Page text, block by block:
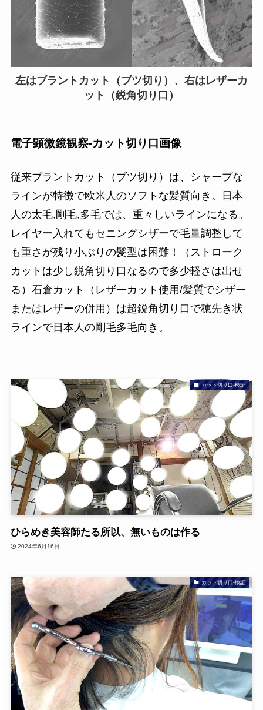
左はブラントカット（ブツ切り）、右はレザーカ
ット（鋭角切り口）
電子顕微鏡観察-カット切り口画像
従来ブラントカット（ブツ切り）は、シャープな
ラインが特徴で欧米人のソフトな髪質向き。日本
人の太毛,剛毛,多毛では、重々しいラインになる。
レイヤー入れてもセニングシザーで毛量調整して
も重さが残り小ぶりの髪型は困難！（ストローク
カットは少し鋭角切り口なるので多少軽さは出せ
る）石倉カット（レザーカット使用/髪質でシザー
またはレザーの併用）は超鋭角切り口で穂先き状
ラインで日本人の剛毛多毛向き。
カット切り口-検証
ひらめき美容師たる所以、無いものは作る
2024年6月16日
カット切り口-検証